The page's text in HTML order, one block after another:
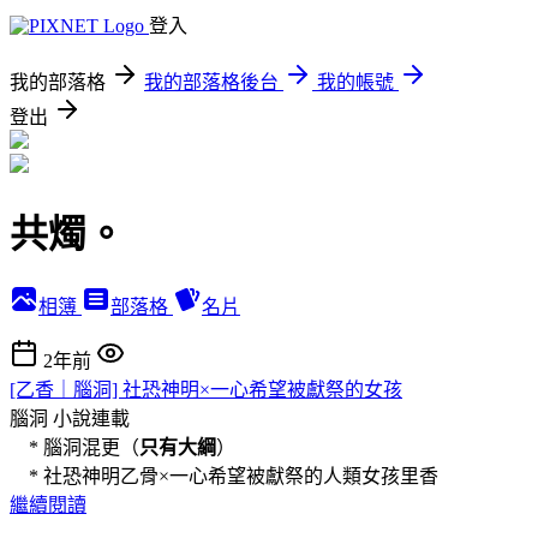
登入
我的部落格 我的部落格後台
我的帳號
登出
共燭。
相簿 部落格 名片
2年前
[乙香｜腦洞] 社恐神明×一心希望被獻祭的女孩
腦洞 小說連載
* 腦洞混更（只有大綱）
* 社恐神明乙骨×一心希望被獻祭的人類女孩里香
繼續閱讀